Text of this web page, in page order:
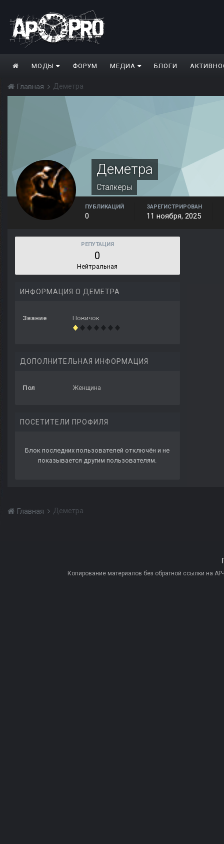
МОДЫ ФОРУМ МЕДИА БЛОГИ
Главная Деметра
Деметра
Сталкеры
ПУБЛИКАЦИЙ
0
ЗАРЕГИСТРИРОВАН
11 ноября, 2025
РЕПУТАЦИЯ
0
Нейтральная
ИНФОРМАЦИЯ О ДЕМЕТРА
Звание Новичок
ДОПОЛНИТЕЛЬНАЯ ИНФОРМАЦИЯ
Пол Женщина
ПОСЕТИТЕЛИ ПРОФИЛЯ
Блок последних пользователей отключён и не
показывается другим пользователям.
Главная Деметра
Копирование материалов без обратной ссылки на